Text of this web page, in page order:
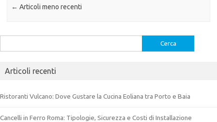
← Articoli meno recenti
per:
Articoli recenti
Ristoranti Vulcano: Dove Gustare la Cucina Eoliana tra Porto e Baia
Cancelli in Ferro Roma: Tipologie, Sicurezza e Costi di Installazione